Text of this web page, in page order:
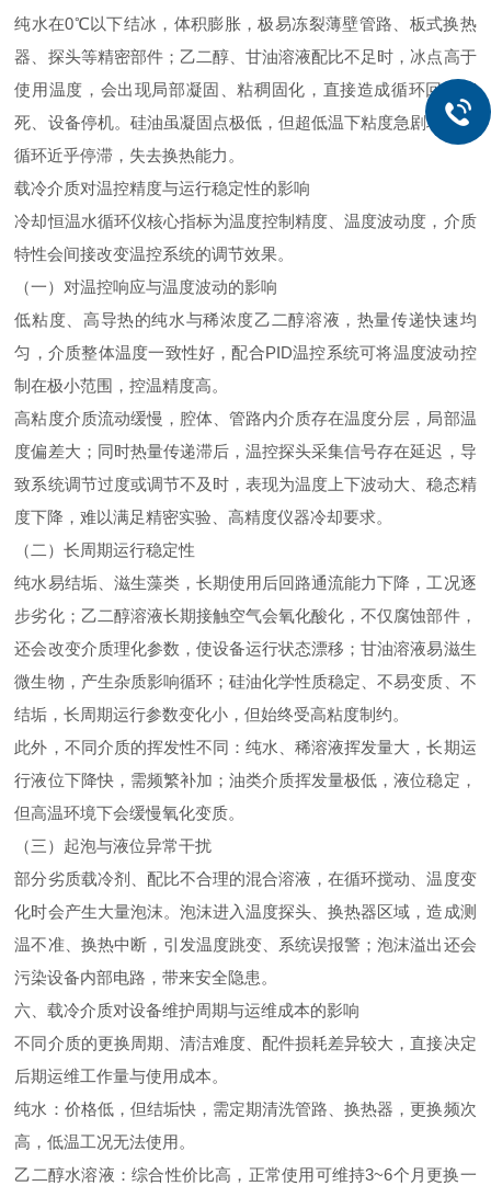
纯水在0℃以下结冰，体积膨胀，极易冻裂薄壁管路、板式换热
器、探头等精密部件；乙二醇、甘油溶液配比不足时，冰点高于
使用温度，会出现局部凝固、粘稠固化，直接造成循环回路堵
死、设备停机。硅油虽凝固点极低，但超低温下粘度急剧增大，
循环近乎停滞，失去换热能力。
载冷介质对温控精度与运行稳定性的影响
冷却恒温水循环仪核心指标为温度控制精度、温度波动度，介质
特性会间接改变温控系统的调节效果。
（一）对温控响应与温度波动的影响
低粘度、高导热的纯水与稀浓度乙二醇溶液，热量传递快速均
匀，介质整体温度一致性好，配合PID温控系统可将温度波动控
制在极小范围，控温精度高。
高粘度介质流动缓慢，腔体、管路内介质存在温度分层，局部温
度偏差大；同时热量传递滞后，温控探头采集信号存在延迟，导
致系统调节过度或调节不及时，表现为温度上下波动大、稳态精
度下降，难以满足精密实验、高精度仪器冷却要求。
（二）长周期运行稳定性
纯水易结垢、滋生藻类，长期使用后回路通流能力下降，工况逐
步劣化；乙二醇溶液长期接触空气会氧化酸化，不仅腐蚀部件，
还会改变介质理化参数，使设备运行状态漂移；甘油溶液易滋生
微生物，产生杂质影响循环；硅油化学性质稳定、不易变质、不
结垢，长周期运行参数变化小，但始终受高粘度制约。
此外，不同介质的挥发性不同：纯水、稀溶液挥发量大，长期运
行液位下降快，需频繁补加；油类介质挥发量极低，液位稳定，
但高温环境下会缓慢氧化变质。
（三）起泡与液位异常干扰
部分劣质载冷剂、配比不合理的混合溶液，在循环搅动、温度变
化时会产生大量泡沫。泡沫进入温度探头、换热器区域，造成测
温不准、换热中断，引发温度跳变、系统误报警；泡沫溢出还会
污染设备内部电路，带来安全隐患。
六、载冷介质对设备维护周期与运维成本的影响
不同介质的更换周期、清洁难度、配件损耗差异较大，直接决定
后期运维工作量与使用成本。
纯水：价格低，但结垢快，需定期清洗管路、换热器，更换频次
高，低温工况无法使用。
乙二醇水溶液：综合性价比高，正常使用可维持3~6个月更换一